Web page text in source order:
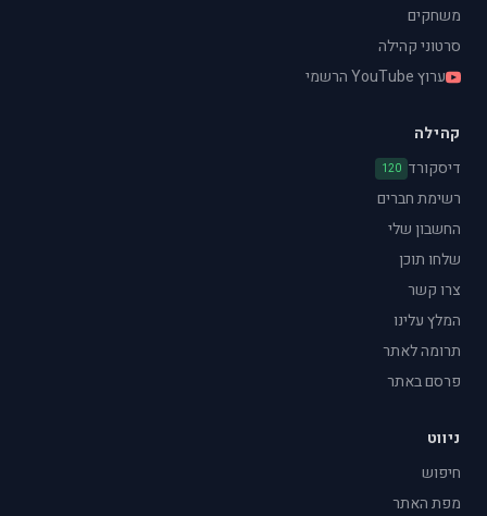
משחקים
סרטוני קהילה
ערוץ YouTube הרשמי
קהילה
דיסקורד 120
רשימת חברים
החשבון שלי
שלחו תוכן
צרו קשר
המלץ עלינו
תרומה לאתר
פרסם באתר
ניווט
חיפוש
מפת האתר